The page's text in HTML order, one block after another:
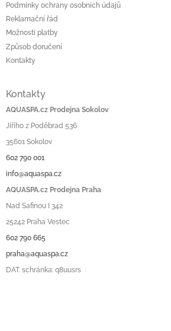
Podmínky ochrany osobních údajů
Reklamační řád
Možnosti platby
Způsob doručení
Kontakty
Kontakty
AQUASPA.cz Prodejna Sokolov
Jiřího z Poděbrad 536
35601 Sokolov
602 790 001
info@aquaspa.cz
AQUASPA.cz Prodejna Praha
Nad Safinou I 342
25242 Praha Vestec
602 790 665
praha@aquaspa.cz
DAT. schránka: q8uusrs